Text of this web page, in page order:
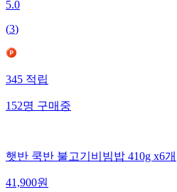
5.0
(3)
345적립
152명구매중
햇반 쿡반 불고기비빔밥 410g x6개
41,900원